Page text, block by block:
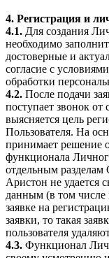
4. Регистрация и
4.1. Для создания
необходимо
достоверные и
согласие с
обработки
4.2. После подачи
поступает звонок
выясняется цель
Пользователя. На
принимает решение
функционала
отдельным разделам
Аристон не удается
данным (в том числе
заявке на
заявки, то такая
пользователя
4.3. Функционал